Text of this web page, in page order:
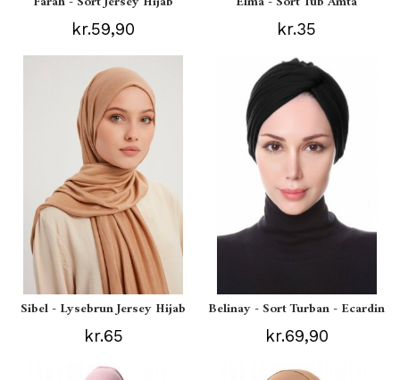
kr.59,90 kr.35
Sibel - Lysebrun Jersey Hijab
kr.65
Belinay - Sort Turban - Ecardin
kr.69,90